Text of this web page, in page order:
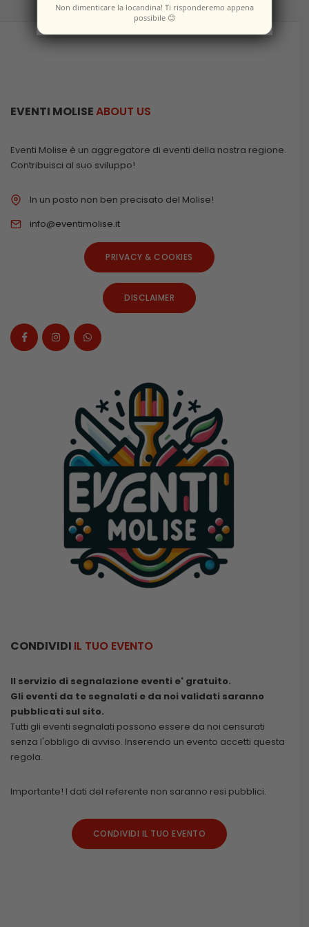
EVENTI MOLISEABOUT US
Eventi Molise è un aggregatore di eventi della nostra regione.
Contribuisci al suo sviluppo!
In un posto non ben precisato del Molise!
info@eventimolise.it
PRIVACY & COOKIES
DISCLAIMER
CONDIVIDI IL TUO EVENTO
Il servizio di segnalazione eventi e' gratuito.
Gli eventi da te segnalati e da noi validati saranno
pubblicati sul sito.
Tutti gli eventi segnalati possono essere da noi censurati
senza l'obbligo di avviso. Inserendo un evento accetti questa
regola.
Importante! I dati del referente non saranno resi pubblici.
CONDIVIDI IL TUO EVENTO
Non dimenticare la locandina! Ti risponderemo appena
possibile 😊